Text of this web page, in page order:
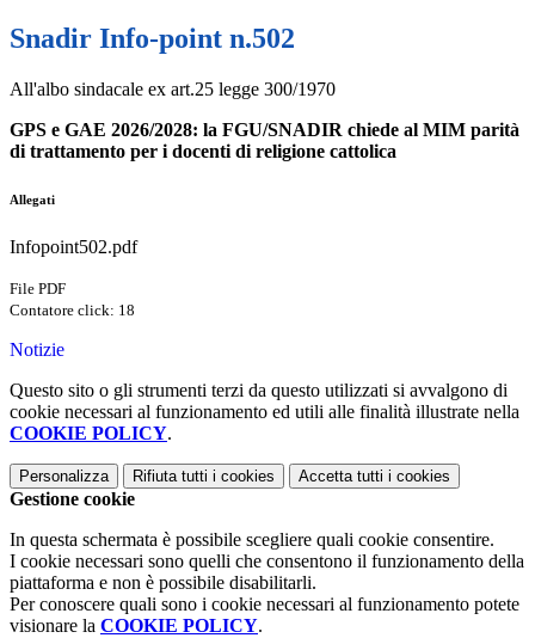
Snadir Info-point n.502
All'albo sindacale ex art.25 legge 300/1970
GPS e GAE 2026/2028: la FGU/SNADIR chiede al MIM parità
di trattamento per i docenti di religione cattolica
Allegati
Infopoint502.pdf
File PDF
Contatore click: 18
Notizie
Questo sito o gli strumenti terzi da questo utilizzati si avvalgono di
cookie necessari al funzionamento ed utili alle finalità illustrate nella
COOKIE POLICY.
Personalizza Rifiuta tutti i cookies Accetta tutti i cookies
Gestione cookie
In questa schermata è possibile scegliere quali cookie consentire.
I cookie necessari sono quelli che consentono il funzionamento della
piattaforma e non è possibile disabilitarli.
Per conoscere quali sono i cookie necessari al funzionamento potete
visionare la COOKIE POLICY.